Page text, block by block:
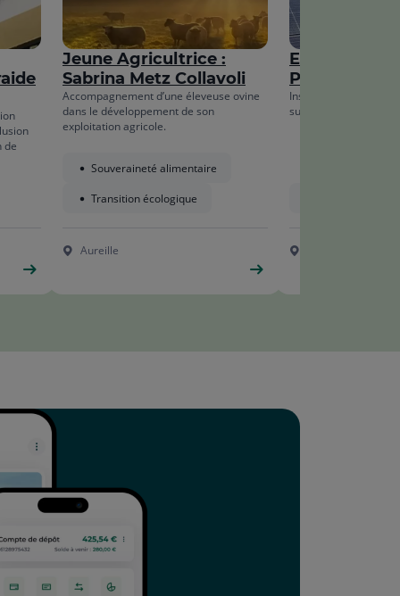
la
liste
de
la
liste
de
Jeune Agricultrice :
Sabrina Metz Collavoli
Accompagnement d’une éleveuse ovine
dans le développement de son
exploitation agricole.
Souveraineté alimentaire
Transition écologique
Aureille
Electravia –
Props
Installation de
sur le toit de l’usine